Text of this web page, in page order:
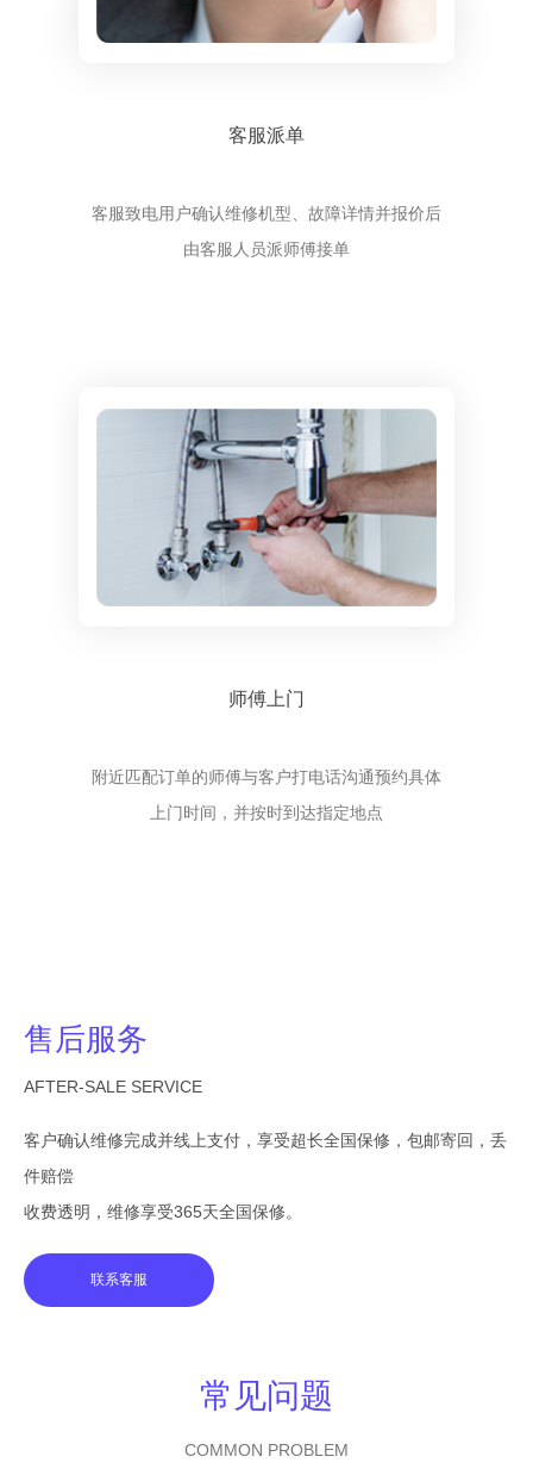
客服派单
客服致电用户确认维修机型、故障详情并报价后
由客服人员派师傅接单
师傅上门
附近匹配订单的师傅与客户打电话沟通预约具体
上门时间，并按时到达指定地点
售后服务
AFTER-SALE SERVICE
客户确认维修完成并线上支付，享受超长全国保修，包邮寄回，丢
件赔偿
收费透明，维修享受365天全国保修。
联系客服
常见问题
COMMON PROBLEM